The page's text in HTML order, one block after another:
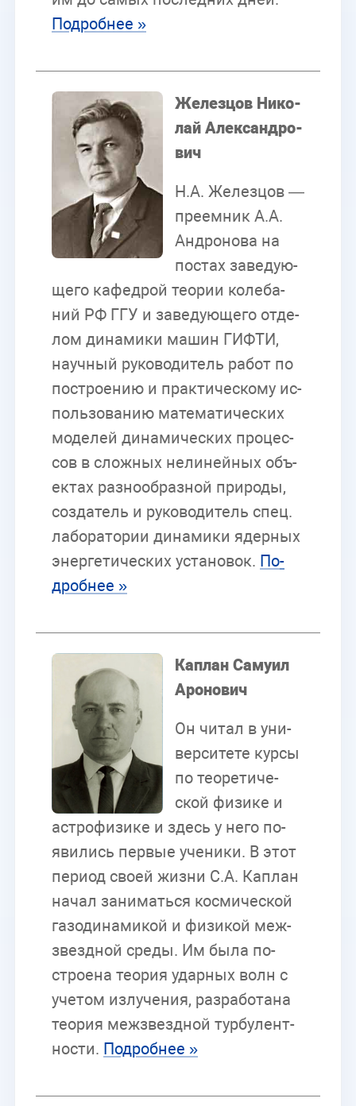
По­дроб­нее »
Же­лез­цов Ни­ко­
лай Алек­сан­дро­
вич
Н.А. Же­лез­цов —
пре­ем­ник А.А.
Ан­д­ро­но­ва на
по­стах за­ве­ду­ю­
ще­го ка­фед­рой тео­рии ко­ле­ба­
ний РФ ГГУ и за­ве­ду­ю­ще­го от­де­
лом ди­на­ми­ки ма­шин ГИФТИ,
на­уч­ный ру­ко­во­ди­тель ра­бот по
по­стро­е­нию и прак­ти­че­ско­му ис­
поль­зо­ва­нию ма­те­ма­ти­че­ских
мо­де­лей ди­на­ми­че­ских про­цес­
сов в слож­ных нели­ней­ных объ­
ек­тах раз­но­об­раз­ной при­ро­ды,
со­зда­тель и ру­ко­во­ди­тель спец.
ла­бо­ра­то­рии ди­на­ми­ки ядер­ных
энер­ге­ти­че­ских уста­но­вок. По­
дроб­нее »
Ка­п­лан Са­му­ил
Аро­но­вич
Он чи­тал в уни­
вер­си­те­те кур­сы
по тео­ре­ти­че­
ской фи­зи­ке и
аст­ро­фи­зи­ке и здесь у него по­
яви­лись пер­вые уче­ни­ки. В этот
пе­ри­од сво­ей жиз­ни С.А. Ка­п­лан
на­чал за­ни­мать­ся кос­ми­че­ской
га­зо­ди­на­ми­кой и фи­зи­кой меж­
звезд­ной сре­ды. Им была по­
стро­е­на тео­рия удар­ных волн с
уче­том из­лу­че­ния, раз­ра­бо­та­на
тео­рия меж­звезд­ной тур­бу­лент­
но­сти. По­дроб­нее »